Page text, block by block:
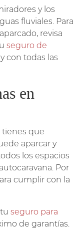
y los
fluviales. Para
revisa
seguro de
con todas las
en
tienes que
aparcar y
los espacios
Por
cumplir con la
seguro para
de garantías.